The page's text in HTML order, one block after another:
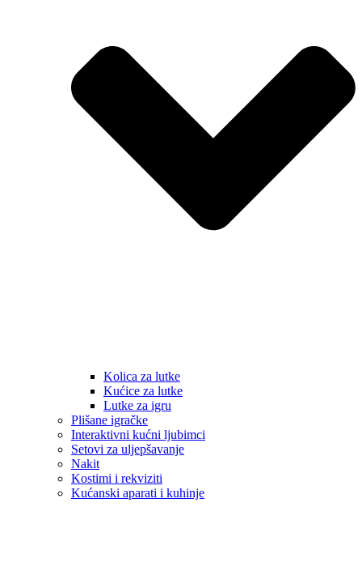
Kolica za lutke
Kućice za lutke
Lutke za igru
Plišane igračke
Interaktivni kućni ljubimci
Setovi za uljepšavanje
Nakit
Kostimi i rekviziti
Kućanski aparati i kuhinje